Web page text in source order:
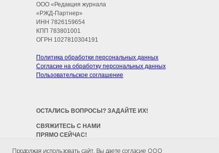
ОСТАЛИСЬ ВОПРОСЫ? ЗАДАЙТЕ ИХ!
СВЯЖИТЕСЬ С НАМИ
ПРЯМО СЕЙЧАС!
ООО «Редакция журнала
«РЖД-Партнер»
ИНН 7826159654
КПП 783801001
ОГРН 1027810304191
Политика обработки персональных данных
Согласие на обработку персональных данных
Пользовательское соглашение
Продолжая использовать сайт, Вы даете согласие ООО